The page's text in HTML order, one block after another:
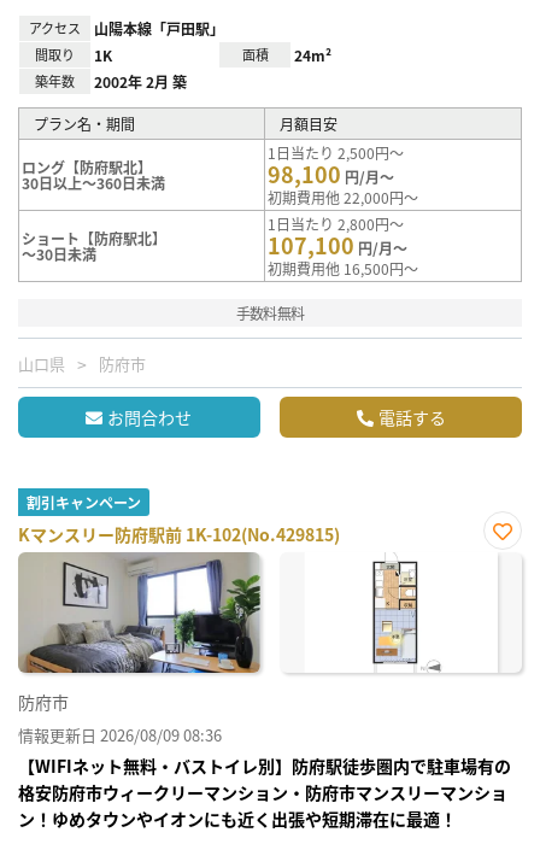
アクセス 山陽本線「戸田駅」
間取り 1K 面積 24m²
築年数 2002年 2月 築
プラン名・期間 月額目安
ロング【防府駅北】
30日以上～360日未満
1日当たり 2,500円～
98,100 円/月～
初期費用他 22,000円～
ショート【防府駅北】
～30日未満
1日当たり 2,800円～
107,100 円/月～
初期費用他 16,500円～
手数料無料
山口県 防府市
お問合わせ 電話する
割引キャンペーン
Kマンスリー防府駅前 1K-102(No.429815)
お気
防府市
情報更新日 2026/08/09 08:36
【WIFIネット無料・バストイレ別】防府駅徒歩圏内で駐車場有の
格安防府市ウィークリーマンション・防府市マンスリーマンショ
ン！ゆめタウンやイオンにも近く出張や短期滞在に最適！